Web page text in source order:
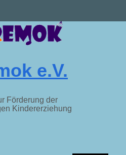
e.V.
Förderung der
Kindererziehung